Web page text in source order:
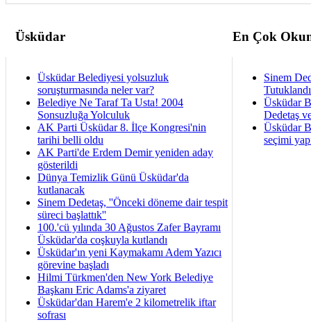
Üsküdar En Çok
Üsküdar Belediyesi yolsuzluk
soruşturmasında neler var?
Belediye Ne Taraf Ta Usta! 2004
Sonsuzluğa Yolculuk
AK Parti Üsküdar 8. İlçe Kongresi'nin
tarihi belli oldu
AK Parti'de Erdem Demir yeniden aday
gösterildi
Dünya Temizlik Günü Üsküdar'da
kutlanacak
Sinem Dedetaş, ''Önceki döneme dair tespit
süreci başlattık''
100.'cü yılında 30 Ağustos Zafer Bayramı
Üsküdar'da coşkuyla kutlandı
Üsküdar'ın yeni Kaymakamı Adem Yazıcı
görevine başladı
Hilmi Türkmen'den New York Belediye
Başkanı Eric Adams'a ziyaret
Üsküdar'dan Harem'e 2 kilometrelik iftar
sofrası
Sinem
Üsküdar
Dedetaş
Üsküdar
seçimi